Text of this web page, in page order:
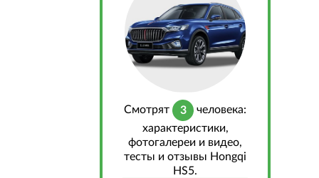
Cмотрят 3
человека:
характеристики,
фотогалереи и видео,
тесты и отзывы Hongqi
HS5.